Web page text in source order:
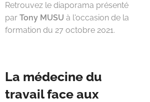
Retrouvez le diaporama présenté
par Tony MUSU à l'occasion de la
formation du 27 octobre 2021.
La médecine du
travail face aux